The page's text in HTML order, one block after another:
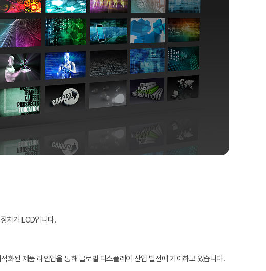
치가 LCD입니다.
된 제품 라인업을 통해 글로벌 디스플레이 산업 발전에 기여하고 있습니다.